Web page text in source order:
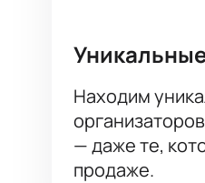
Находим
— даже те,
продаже.